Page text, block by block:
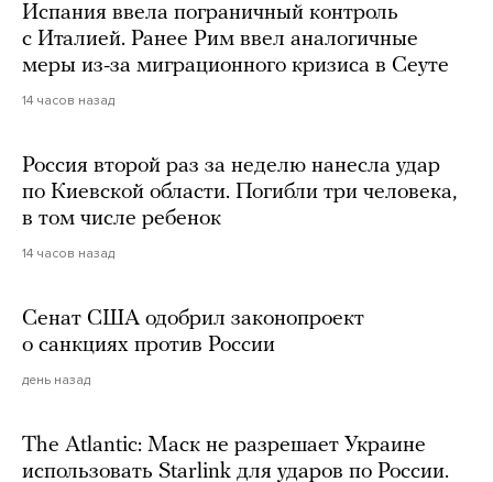
Испания ввела пограничный контроль
с Италией. Ранее Рим ввел аналогичные
меры из-за миграционного кризиса в Сеуте
14 часов назад
Россия второй раз за неделю нанесла удар
по Киевской области. Погибли три человека,
в том числе ребенок
14 часов назад
Сенат США одобрил законопроект
о санкциях против России
день назад
The Atlantic: Маск не разрешает Украине
использовать Starlink для ударов по России.